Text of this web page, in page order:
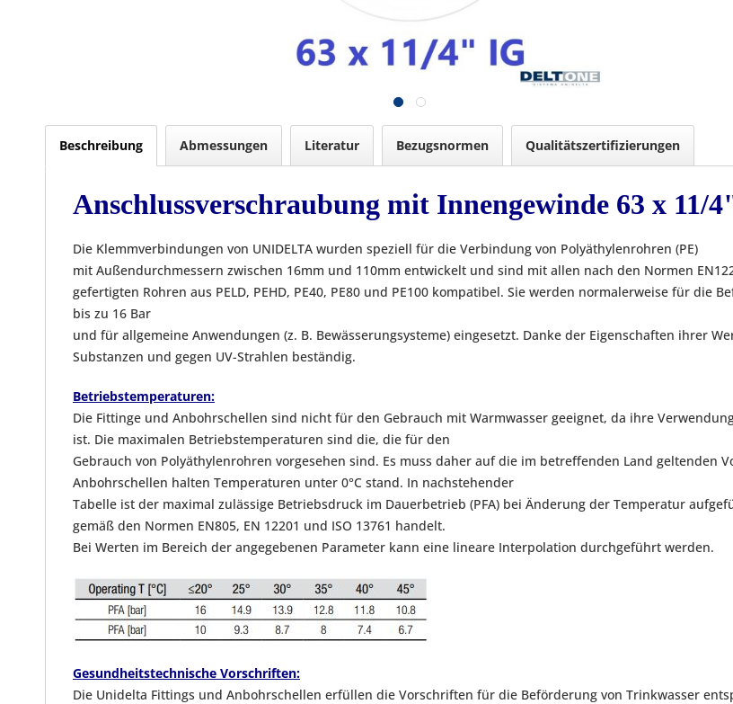
Beschreibung Abmessungen Literatur Bezugsnormen Qualitätszertifizierungen
Anschlussverschraubung mit Innengewinde 63 x 11/
Die Klemmverbindungen von UNIDELTA wurden speziell für die Verbindung von Polyäthylenrohren (PE)
mit Außendurchmessern zwischen 16mm und 110mm entwickelt und sind mit allen nach den Normen
gefertigten Rohren aus PELD, PEHD, PE40, PE80 und PE100 kompatibel. Sie werden normalerweise für die
bis zu 16 Bar
und für allgemeine Anwendungen (z. B. Bewässerungsysteme) eingesetzt. Danke der Eigenschaften ihrer
Substanzen und gegen UV-Strahlen beständig.
Betriebstemperaturen:
Die Fittinge und Anbohrschellen sind nicht für den Gebrauch mit Warmwasser geeignet, da ihre
ist. Die maximalen Betriebstemperaturen sind die, die für den
Gebrauch von Polyäthylenrohren vorgesehen sind. Es muss daher auf die im betreffenden Land geltenden
Anbohrschellen halten Temperaturen unter 0°C stand. In nachstehender
Tabelle ist der maximal zulässige Betriebsdruck im Dauerbetrieb (PFA) bei Änderung der Temperatur
gemäß den Normen EN805, EN 12201 und ISO 13761 handelt.
Bei Werten im Bereich der angegebenen Parameter kann eine lineare Interpolation durchgeführt werden.
Gesundheitstechnische Vorschriften:
Die Unidelta Fittings und Anbohrschellen erfüllen die Vorschriften für die Beförderung von Trinkwasser